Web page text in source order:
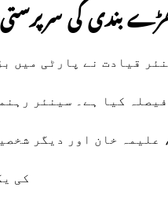
بندی کی
قیادت نے پارٹی میں
کیا ہے۔ سینئر
علیمہ خان اور دیگر
کی